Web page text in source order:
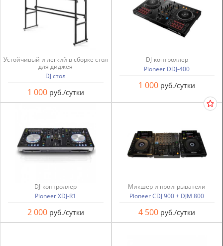
Устойчивый и легкий в сборке стол
для диджея
DJ стол
1 000 руб./сутки
DJ-контроллер
Pioneer DDJ-400
1 000 руб./сутки
DJ-контроллер
Pioneer XDJ-R1
2 000 руб./сутки
Микшер и проигрыватели
Pioneer CDJ 900 + DJM 800
4 500 руб./сутки